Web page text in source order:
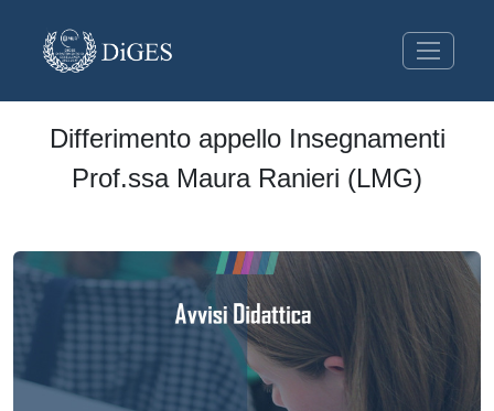
Differimento appello Insegnamenti
Prof.ssa Maura Ranieri (LMG)